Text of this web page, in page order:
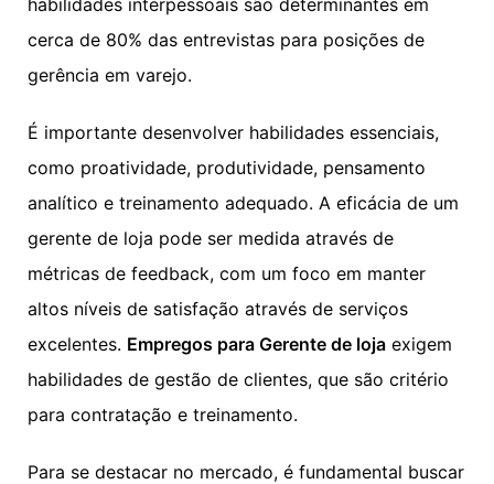
habilidades interpessoais são determinantes em
cerca de 80% das entrevistas para posições de
gerência em varejo.
É importante desenvolver habilidades essenciais,
como proatividade, produtividade, pensamento
analítico e treinamento adequado. A eficácia de um
gerente de loja pode ser medida através de
métricas de feedback, com um foco em manter
altos níveis de satisfação através de serviços
excelentes. Empregos para Gerente de loja exigem
habilidades de gestão de clientes, que são critério
para contratação e treinamento.
Para se destacar no mercado, é fundamental buscar